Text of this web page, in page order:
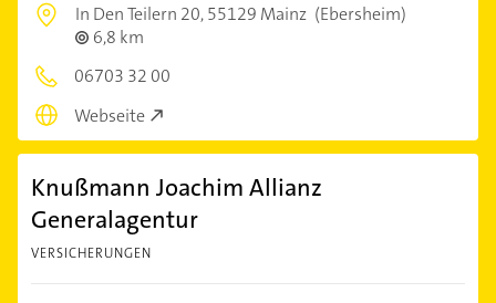
In Den Teilern 20,55129 Mainz (Ebersheim)
6,8 km
06703 32 00
Webseite
Knußmann Joachim Allianz
Generalagentur
VERSICHERUNGEN